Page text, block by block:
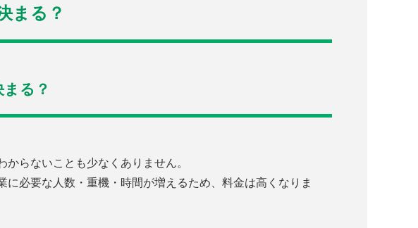
まる？
る？
らないことも少なくありません。
必要な人数・重機・時間が増えるため、料金は高くなりま